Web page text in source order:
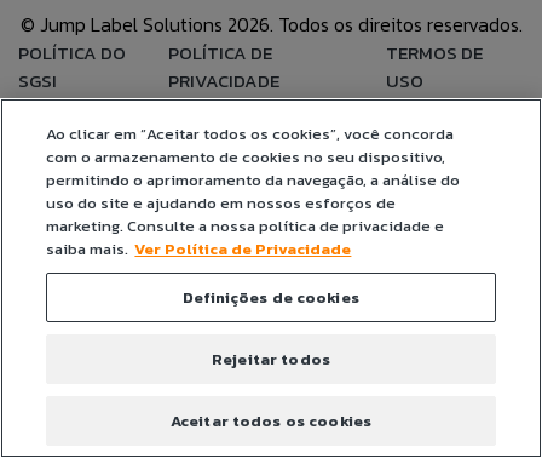
FALE CONOSO
CANAL DE ÉTICA
© Jump Label Solutions 2026. Todos os direitos reservados.
POLÍTICA DO
SGSI
POLÍTICA DE
PRIVACIDADE
TERMOS DE
USO
ANEXAR CURRÍCULO
Aceito que meus dados sejam utilizados para
possibilitar que a Jump Label identifique e entre em
contato com o titular dos dados para fins de
relacionamento e ações de seleção para vaga.
Ao clicar em “Aceitar todos os cookies”, você concorda
com o armazenamento de cookies no seu dispositivo,
permitindo o aprimoramento da navegação, a análise do
uso do site e ajudando em nossos esforços de
marketing. Consulte a nossa política de privacidade e
saiba mais. Ver Política de Privacidade
Definições de cookies
Rejeitar todos
Aceitar todos os cookies